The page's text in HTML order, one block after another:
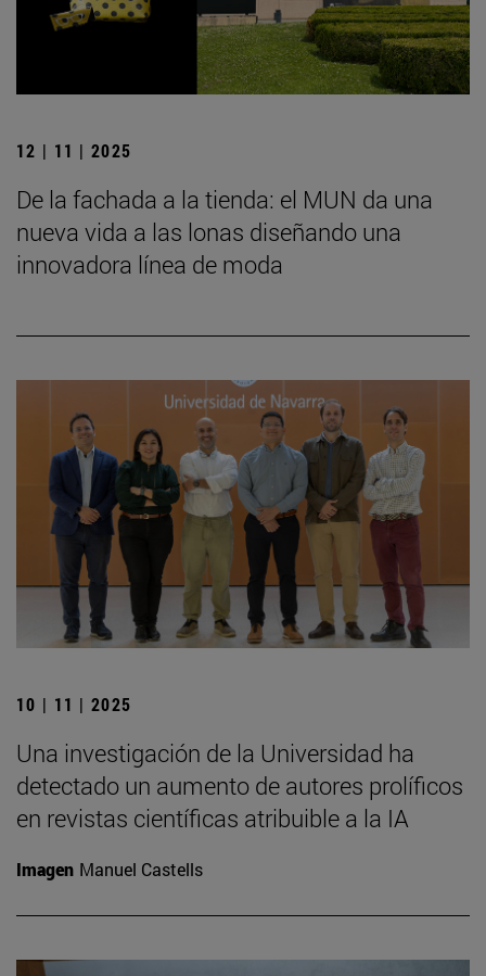
12 | 11 | 2025
De la fachada a la tienda: el MUN da una
nueva vida a las lonas diseñando una
innovadora línea de moda
10 | 11 | 2025
Una investigación de la Universidad ha
detectado un aumento de autores prolíficos
en revistas científicas atribuible a la IA
Imagen Manuel Castells